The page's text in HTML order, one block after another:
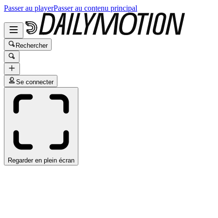
Passer au playerPasser au contenu principal
Rechercher
Se connecter
Regarder en plein écran